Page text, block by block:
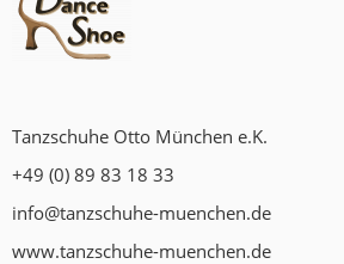
Tanzschuhe Otto München e.K.
+49 (0) 89 83 18 33
info@tanzschuhe-muenchen.de
www.tanzschuhe-muenchen.de